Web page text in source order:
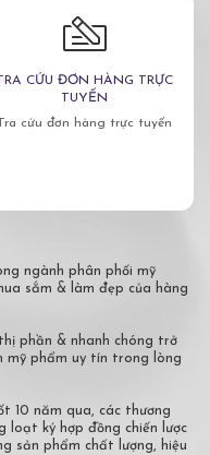
TRA CỨU ĐƠN HÀNG TRỰC
TUYẾN
cứu đơn hàng trực tuyến
ngành phân phối mỹ
sắm & làm đẹp của hàng
phần & nhanh chóng trở
mỹ phẩm uy tín trong lòng
10 năm qua, các thương
loạt ký hợp đồng chiến lược
sản phẩm chất lượng, hiệu